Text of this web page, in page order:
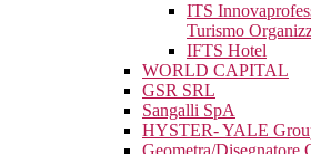
ITS
Turismo
IFTS Hotel
WORLD CAPITAL
GSR SRL
Sangalli SpA
HYSTER- YALE